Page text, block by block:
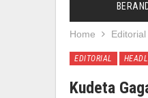
Home Editorial
EDITORIAL
Kudeta